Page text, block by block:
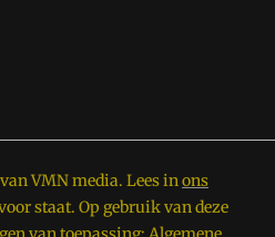
VMN media. Lees inons
staat. Op gebruik van deze